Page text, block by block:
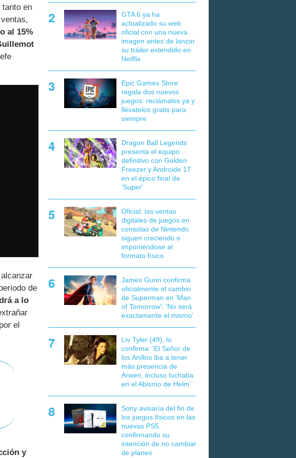
en
al 15%
de
a lo
el
y
GTA 6 ya ha
actualizado su web
oficial con una nueva
imagen antes de lanzar
su tráiler extendido en
Netflix
Epic Games Store
regala dos nuevos
juegos: reclámalos ya y
llévatelos gratis para
siempre
Dragon Ball Legends
presenta el equipo
definitivo con Golden
Freezer y Androide 17
en el épico final de
'Super'
Oficial: las ventas
digitales de juegos en
consolas de Nintendo
siguen creciendo e
imponiéndose al
formato físico
James Gunn confirma
oficialmente el cambio
de Superman en 'Man
of Tomorrow': 'No será
exactamente el mismo'
Liv Tyler (49), lo
confirma: 'El Señor de
los Anillos iba a tener
más presencia de
Arwen, incluso luchaba
en el Abismo de Helm'
Sony avisaría del fin de
los juegos físicos en las
nuevas PS5,
confirmando su
intención de no cambiar
de planes